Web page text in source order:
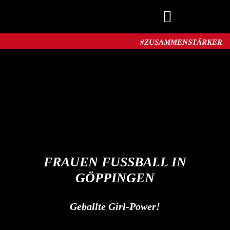
#ZUSAMMENSTÄRKER​
FRAUEN FUSSBALL IN G
ÖPPINGEN
Geballte Girl-Power!